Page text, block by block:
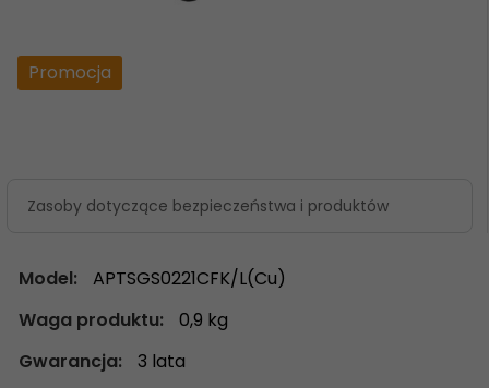
Promocja
Zasoby dotyczące bezpieczeństwa i produktów
Model:
APTSGS0221CFK/L(Cu)
Waga produktu:
0,9 kg
Gwarancja:
3 lata